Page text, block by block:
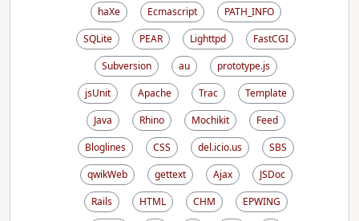
haXe
Ecmascript
PATH_INFO
SQLite
PEAR Lighttpd
FastCGI
Subversion
au
prototype.js
jsUnit
Apache Trac
Template
Java
Rhino Mochikit
Feed
Bloglines
CSS del.icio.us
SBS
qwikWeb
gettext Ajax
JSDoc
Rails
HTML CHM
EPWING